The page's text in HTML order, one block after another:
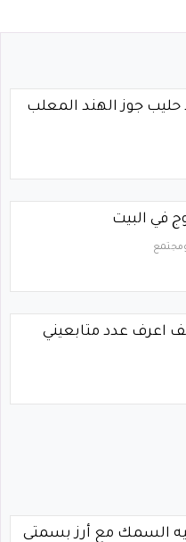
حليب جوز الهند المعلب
في البيت
اعرف عدد متابعيني
السمك مع أرز بسمتى